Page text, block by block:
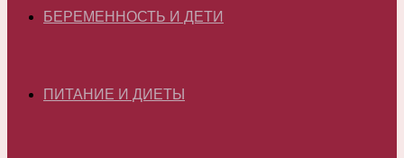
БЕРЕМЕННОСТЬ И ДЕТИ
ПИТАНИЕ И ДИЕТЫ